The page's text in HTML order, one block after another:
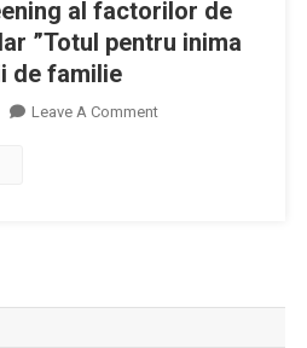
al factorilor de
”Totul pentru inima
de familie
Leave A CommentOn
Risc